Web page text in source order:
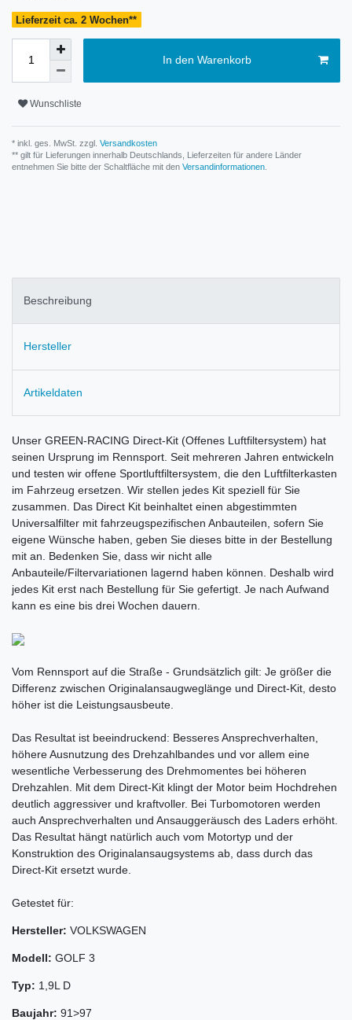
Lieferzeit ca. 2 Wochen**
In den Warenkorb
Wunschliste
* inkl. ges. MwSt. zzgl. Versandkosten
** gilt für Lieferungen innerhalb Deutschlands, Lieferzeiten für andere Länder
entnehmen Sie bitte der Schaltfläche mit den Versandinformationen
Beschreibung
Hersteller
Artikeldaten
Unser GREEN-RACING Direct-Kit (Offenes Luftfiltersystem) hat
seinen Ursprung im Rennsport. Seit mehreren Jahren entwickeln
und testen wir offene Sportluftfiltersystem, die den Luftfilterkasten
im Fahrzeug ersetzen. Wir stellen jedes Kit speziell für Sie
zusammen. Das Direct Kit beinhaltet einen abgestimmten
Universalfilter mit fahrzeugspezifischen Anbauteilen, sofern Sie
eigene Wünsche haben, geben Sie dieses bitte in der Bestellung
mit an. Bedenken Sie, dass wir nicht alle
Anbauteile/Filtervariationen lagernd haben können. Deshalb wird
jedes Kit erst nach Bestellung für Sie gefertigt. Je nach Aufwand
kann es eine bis drei Wochen dauern.
Vom Rennsport auf die Straße - Grundsätzlich gilt: Je größer die
Differenz zwischen Originalansaugweglänge und Direct-Kit, desto
höher ist die Leistungsausbeute.
Das Resultat ist beeindruckend: Besseres Ansprechverhalten,
höhere Ausnutzung des Drehzahlbandes und vor allem eine
wesentliche Verbesserung des Drehmomentes bei höheren
Drehzahlen. Mit dem Direct-Kit klingt der Motor beim Hochdrehen
deutlich aggressiver und kraftvoller. Bei Turbomotoren werden
auch Ansprechverhalten und Ansauggeräusch des Laders erhöht.
Das Resultat hängt natürlich auch vom Motortyp und der
Konstruktion des Originalansaugsystems ab, dass durch das
Direct-Kit ersetzt wurde.
Getestet für:
Hersteller: VOLKSWAGEN
Modell: GOLF 3
Typ: 1,9L D
Baujahr: 91>97